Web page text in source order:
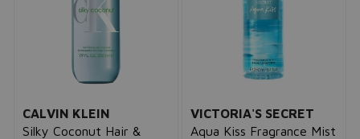
CALVIN KLEIN
Silky Coconut Hair &
VICTORIA'S SECRET
Aqua Kiss Fragrance Mist